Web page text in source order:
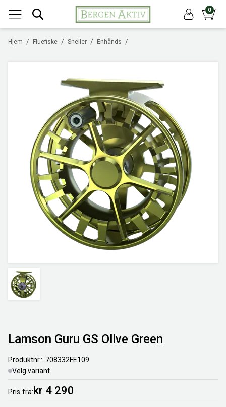
0
/
Hjem /
Fluefiske /
Sneller /
Enhånds
Lamson Guru GS Olive Green
Produktnr.
708332FE109
Velg variant
Pris fra kr 4 290